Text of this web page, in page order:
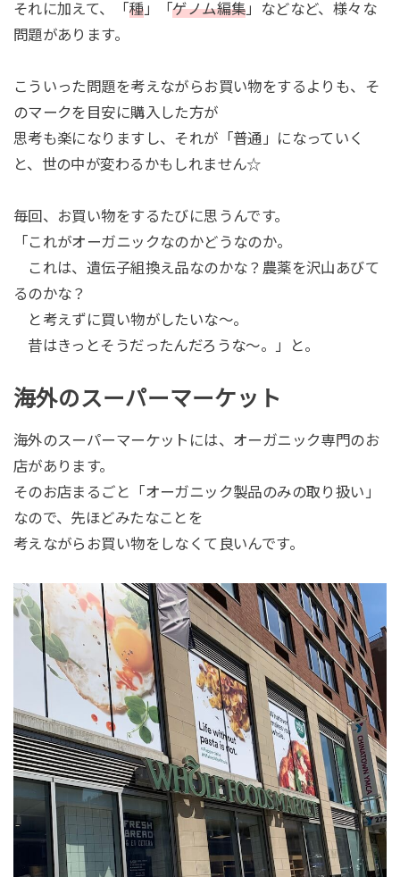
それに加えて、「 種」「ゲノム編集 」などなど、様々な
問題があります。
こういった問題を考えながらお買い物をするよりも、そ
のマークを目安に購入した方が
思考も楽になりますし、それが「普通」になっていく
と、世の中が変わるかもしれません☆
毎回、お買い物をするたびに思うんです。
「これがオーガニックなのかどうなのか。
これは、遺伝子組換え品なのかな？農薬を沢山あびて
るのかな？
と考えずに買い物がしたいな〜。
昔はきっとそうだったんだろうな〜。」と。
海外のスーパーマーケット
海外のスーパーマーケットには、オーガニック専門のお
店があります。
そのお店まるごと「オーガニック製品のみの取り扱い」
なので、先ほどみたなことを
考えながらお買い物をしなくて良いんです。